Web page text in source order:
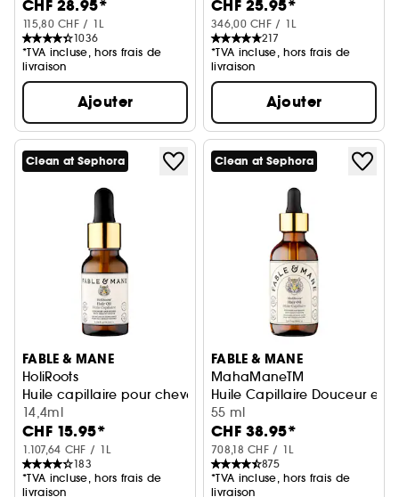
CHF 28.95*
115,80 CHF / 1L
1036
*TVA incluse, hors frais de
livraison
Ajouter
CHF 25.95*
346,00 CHF / 1L
217
*TVA incluse, hors frais de
livraison
Ajouter
Clean at Sephora
FABLE & MANE
HoliRoots
Huile capillaire pour cheveux renforcés
14,4ml
CHF 15.95*
1.107,64 CHF / 1L
183
*TVA incluse, hors frais de
livraison
Clean at Sephora
FABLE & MANE
MahaManeTM
Huile Capillaire Douceur et
55 ml
CHF 38.95*
708,18 CHF / 1L
875
*TVA incluse, hors frais de
livraison